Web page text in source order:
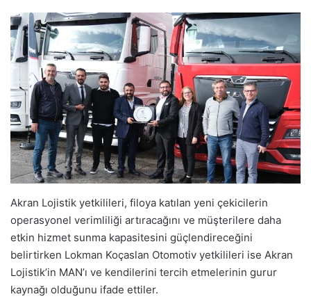
Akran Lojistik yetkilileri, filoya katılan yeni çekicilerin
operasyonel verimliliği artıracağını ve müşterilere daha
etkin hizmet sunma kapasitesini güçlendireceğini
belirtirken Lokman Koçaslan Otomotiv yetkilileri ise Akran
Lojistik’in MAN’ı ve kendilerini tercih etmelerinin gurur
kaynağı olduğunu ifade ettiler.